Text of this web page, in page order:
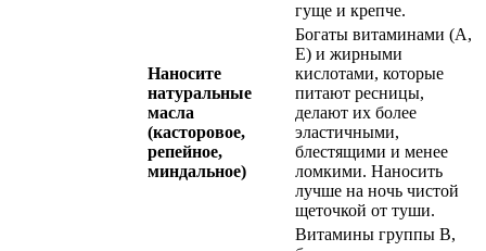
гуще и крепче.
Наносите
натуральные
масла
(касторовое,
репейное,
миндальное)
Богаты витаминами (А,
Е) и жирными
кислотами, которые
питают ресницы,
делают их более
эластичными,
блестящими и менее
ломкими. Наносить
лучше на ночь чистой
щеточкой от туши.
Витамины группы B,